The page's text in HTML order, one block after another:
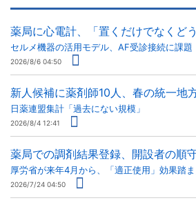
薬局に心電計、「置くだけでなくど
セルメ機器の活用モデル、AF受診接続に課題
2026/8/6 04:50
新人候補に薬剤師10人、春の統一地
日薬連盟集計「過去にない規模」
2026/8/4 12:41
薬局での調剤結果登録、開設者の順
厚労省が来年4月から、「適正使用」効果踏ま
2026/7/24 04:50